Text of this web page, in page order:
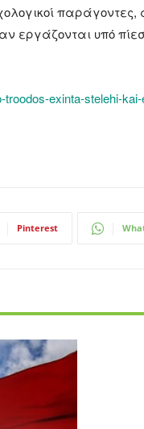
παράγοντες,
εργάζονται υπό
exinta-stelehi-
Pinterest